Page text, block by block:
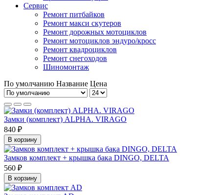
Сервис
Ремонт питбайков
Ремонт макси скутеров
Ремонт дорожных мотоциклов
Ремонт мотоциклов эндуро/кросс
Ремонт квадроциклов
Ремонт снегоходов
Шиномонтаж
По умолчанию Название Цена
Замки (комплект) ALPHA. VIRAGO
840 ₽
В корзину
Замков комплект + крышка бака DINGO, DELTA
560 ₽
В корзину